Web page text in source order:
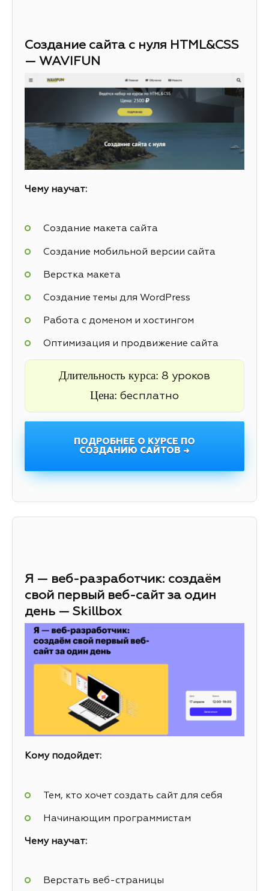
Создание сайта с нуля HTML&CSS
— WAVIFUN
Чему научат:
Создание макета сайта
Создание мобильной версии сайта
Верстка макета
Создание темы для WordPress
Работа с доменом и хостингом
Оптимизация и продвижение сайта
Длительность курса: 8 уроков
Цена: бесплатно
ПОДРОБНЕЕ О КУРСЕ ПО
СОЗДАНИЮ САЙТОВ →
Я — веб-разработчик: создаём
свой первый веб-сайт за один
день — Skillbox
Кому подойдет:
Тем, кто хочет создать сайт для себя
Начинающим программистам
Чему научат:
Верстать веб-страницы